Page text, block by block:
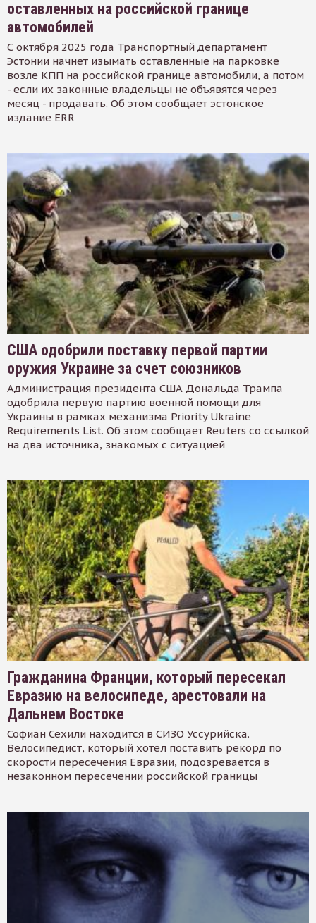
оставленных на российской границе
автомобилей
С октября 2025 года Транспортный департамент
Эстонии начнет изымать оставленные на парковке
возле КПП на российской границе автомобили, а потом
- если их законные владельцы не объявятся через
месяц - продавать. Об этом сообщает эстонское
издание ERR
США одобрили поставку первой партии
оружия Украине за счет союзников
Администрация президента США Дональда Трампа
одобрила первую партию военной помощи для
Украины в рамках механизма Priority Ukraine
Requirements List. Об этом сообщает Reuters со ссылкой
на два источника, знакомых с ситуацией
Гражданина Франции, который пересекал
Евразию на велосипеде, арестовали на
Дальнем Востоке
Софиан Сехили находится в СИЗО Уссурийска.
Велосипедист, который хотел поставить рекорд по
скорости пересечения Евразии, подозревается в
незаконном пересечении российской границы